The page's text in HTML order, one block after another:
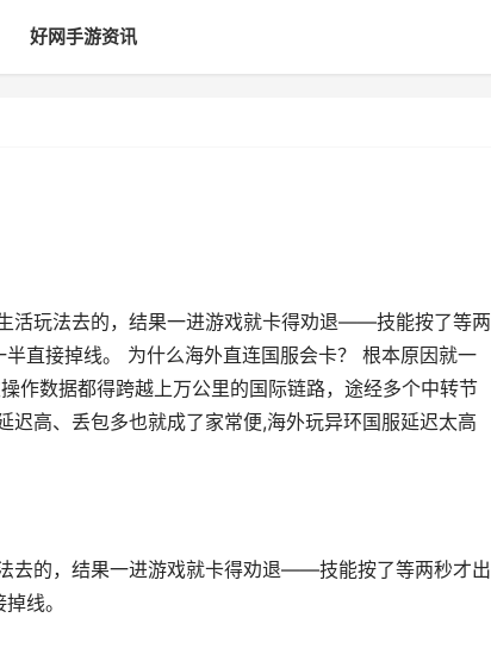
好网手游资讯
活玩法去的，结果一进游戏就卡得劝退——技能按了等两
直接掉线。 为什么海外直连国服会卡？ 根本原因就一
作数据都得跨越上万公里的国际链路，途经多个中转节
高、丢包多也就成了家常便,海外玩异环国服延迟太高
去的，结果一进游戏就卡得劝退——技能按了等两秒才出
线。